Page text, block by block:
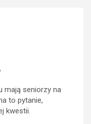
mają seniorzy na
to pytanie,
kwestii.